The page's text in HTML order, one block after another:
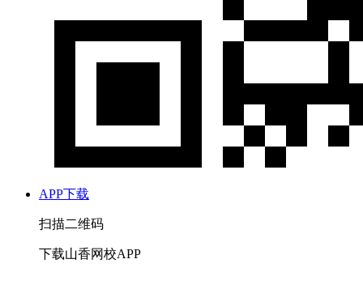
APP下载
扫描二维码
下载山香网校APP